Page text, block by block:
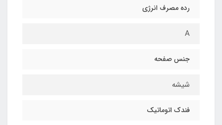
رده مصرف انرژی
A
جنس صفحه
شیشه
فندک اتوماتیک